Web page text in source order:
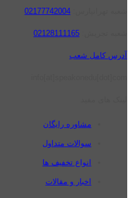
02177742004
02128111165
آدرس کامل شعب
مشاوره رایگان
سوالات متداول
انواع تخفیف ها
اخبار و مقالات